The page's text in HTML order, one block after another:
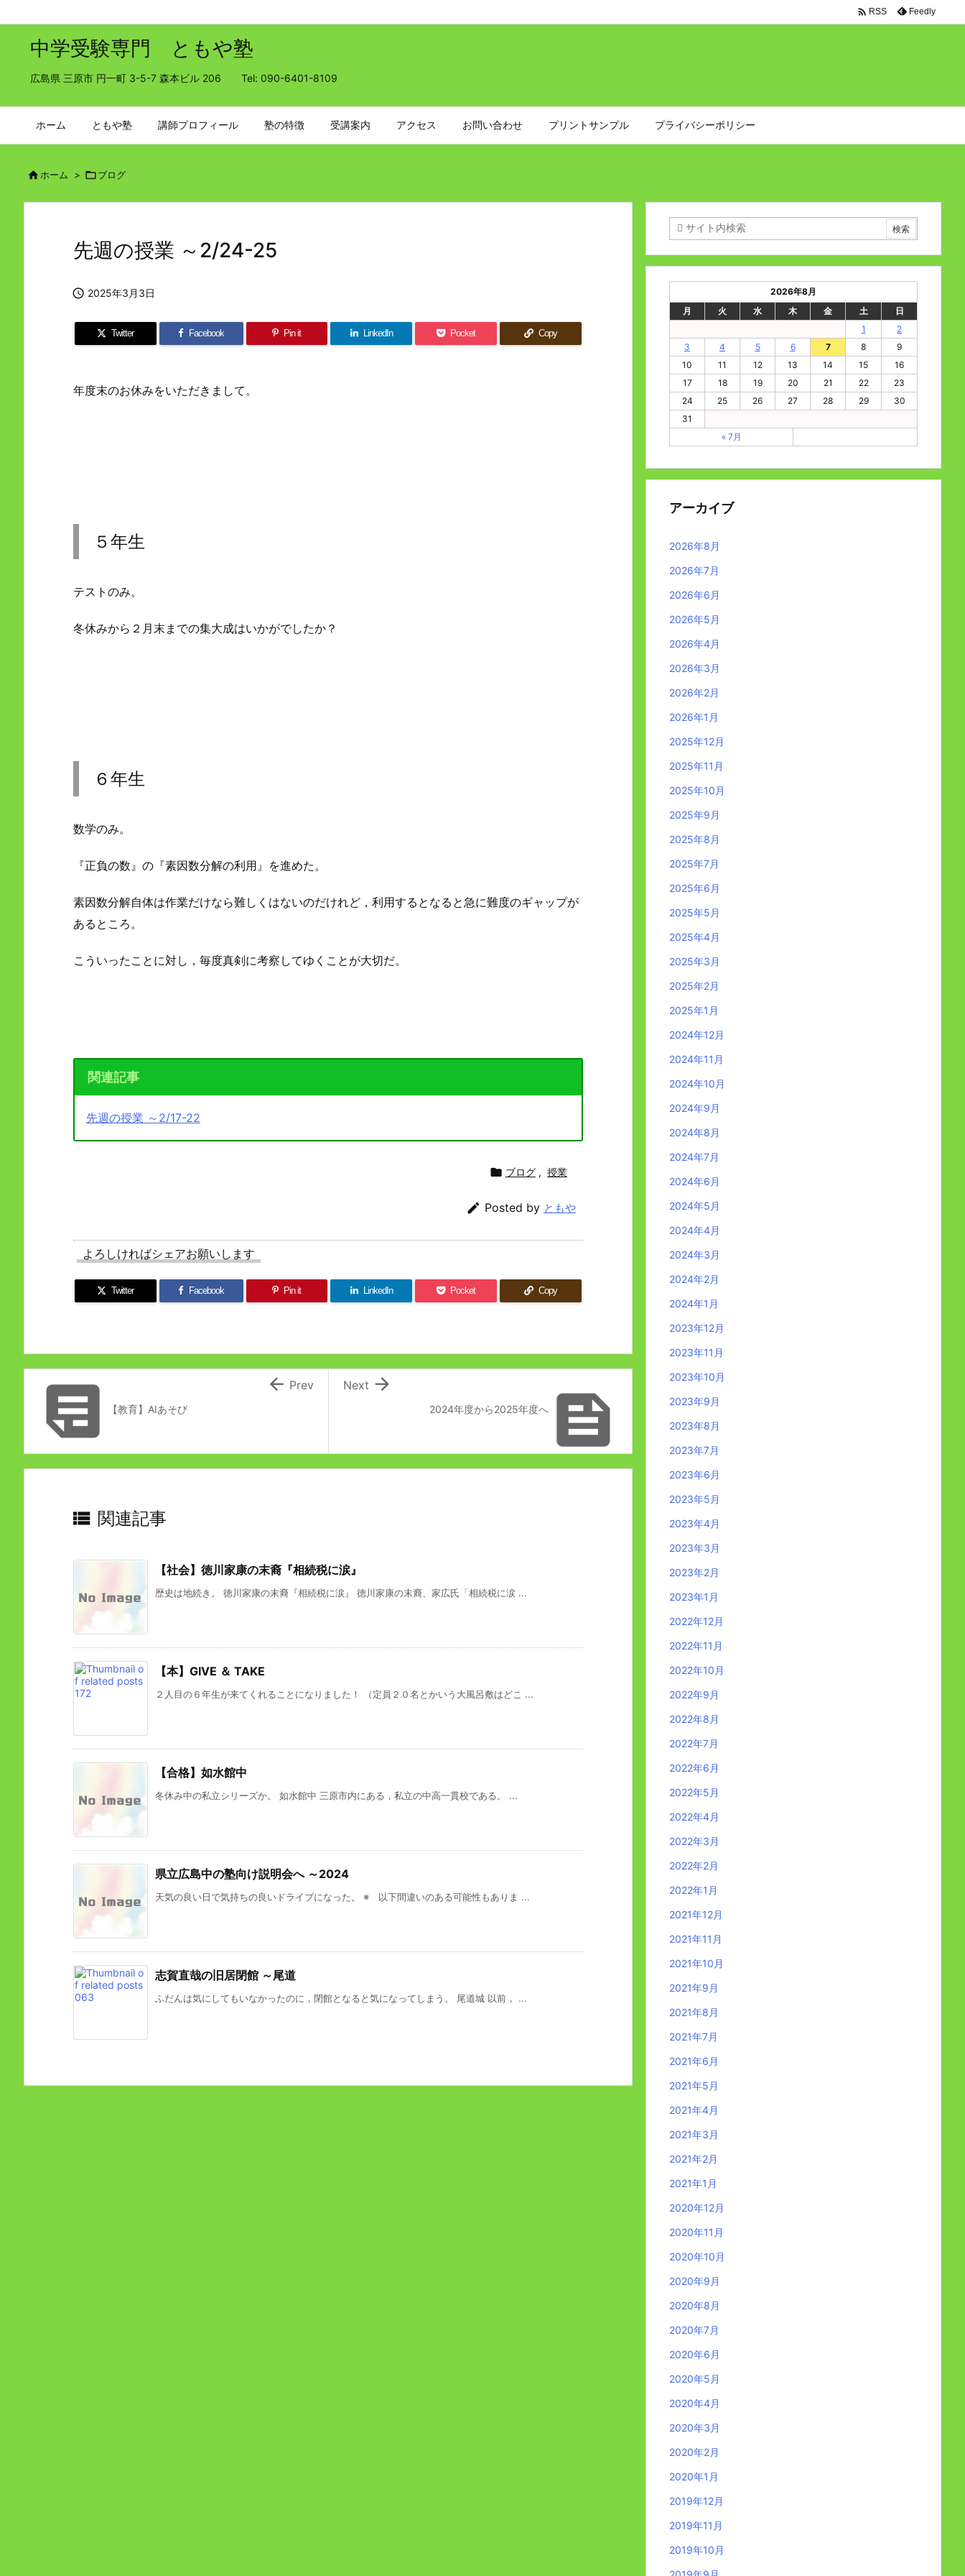
中学受験専門 ともや塾
広島県 三原市 円一町 3-5-7 森本ビル 206 Tel: 090-6401-8109
ホーム ともや塾 講師プロフィール 塾の特徴 受講案内 アクセス お問い合わせ プリントサンプル プライバシーポリシー
 RSS Feedly
 ホーム > ブログ
先週の授業 ～2/24-25
 2025年3月3日
Twitter Facebook Pin it LinkedIn Pocket Copy
年度末のお休みをいただきまして。
５年生
テストのみ。
冬休みから２月末までの集大成はいかがでしたか？
６年生
数学のみ。
『正負の数』の『素因数分解の利用』を進めた。
素因数分解自体は作業だけなら難しくはないのだけれど，利用するとなると急に難度のギャップが
あるところ。
こういったことに対し，毎度真剣に考察してゆくことが大切だ。
関連記事
先週の授業 ～2/17-22
 ブログ , 授業
 Posted by ともや
よろしければシェアお願いします
Twitter Facebook Pin it LinkedIn Pocket Copy

2024年度から2025年度へ

Next
 【教育】AIあそび
 Prev
 関連記事
【社会】徳川家康の末裔『相続税に涙』
歴史は地続き。 徳川家康の末裔『相続税に涙』 徳川家康の末裔、家広氏「相続税に涙 ...
【本】GIVE ＆ TAKE
２人目の６年生が来てくれることになりました！ （定員２０名とかいう大風呂敷はどこ ...
【合格】如水館中
冬休み中の私立シリーズか。 如水館中 三原市内にある，私立の中高一貫校である。 ...
県立広島中の塾向け説明会へ ～2024
天気の良い日で気持ちの良いドライブになった。 ※ 以下間違いのある可能性もありま ...
志賀直哉の旧居閉館 ～尾道
ふだんは気にしてもいなかったのに，閉館となると気になってしまう。 尾道城 以前， ...
2026年8月
月
火 水 木 金 土
日
1
2
3
4 5 6 7 8
9
10
11 12 13 14 15
16
17
18 19 20 21 22
23
24
25 26 27 28 29
30
31
« 7月
アーカイブ
2026年8月
2026年7月
2026年6月
2026年5月
2026年4月
2026年3月
2026年2月
2026年1月
2025年12月
2025年11月
2025年10月
2025年9月
2025年8月
2025年7月
2025年6月
2025年5月
2025年4月
2025年3月
2025年2月
2025年1月
2024年12月
2024年11月
2024年10月
2024年9月
2024年8月
2024年7月
2024年6月
2024年5月
2024年4月
2024年3月
2024年2月
2024年1月
2023年12月
2023年11月
2023年10月
2023年9月
2023年8月
2023年7月
2023年6月
2023年5月
2023年4月
2023年3月
2023年2月
2023年1月
2022年12月
2022年11月
2022年10月
2022年9月
2022年8月
2022年7月
2022年6月
2022年5月
2022年4月
2022年3月
2022年2月
2022年1月
2021年12月
2021年11月
2021年10月
2021年9月
2021年8月
2021年7月
2021年6月
2021年5月
2021年4月
2021年3月
2021年2月
2021年1月
2020年12月
2020年11月
2020年10月
2020年9月
2020年8月
2020年7月
2020年6月
2020年5月
2020年4月
2020年3月
2020年2月
2020年1月
2019年12月
2019年11月
2019年10月